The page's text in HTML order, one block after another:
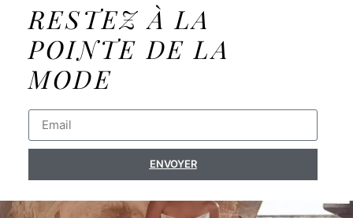
RESTEZ À LA
POINTE DE LA
MODE
ENVOYER